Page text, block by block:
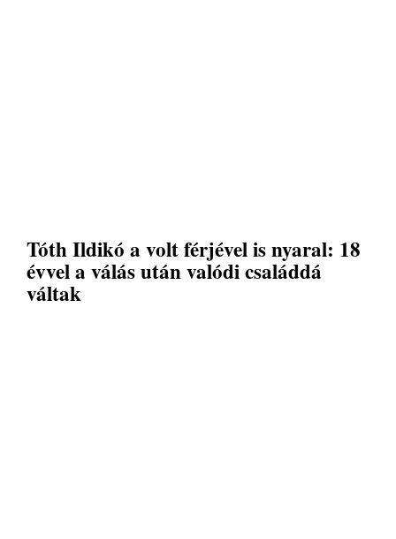
Tóth Ildikó a volt férjével is nyaral: 18
évvel a válás után valódi családdá
váltak